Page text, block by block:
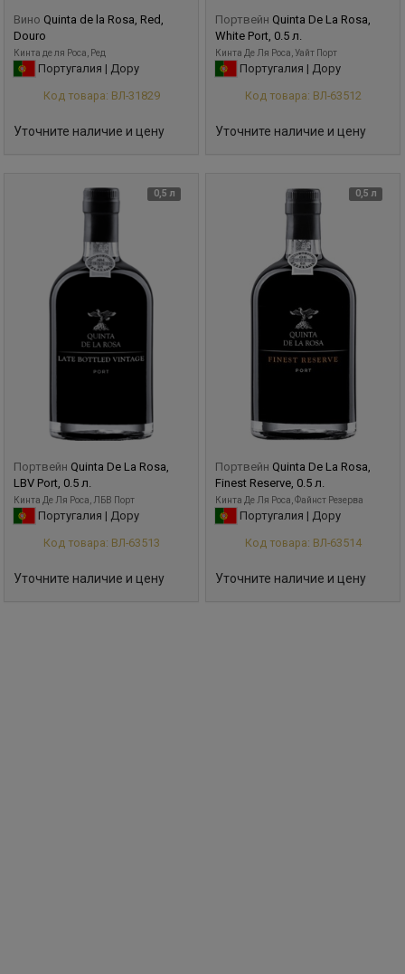
Вино Quinta de la Rosa, Red,
Douro
Кинта де ля Роса, Ред
Португалия | Дору
Код товара: ВЛ-31829
Уточните наличие и цену
Портвейн Quinta De La Rosa,
White Port, 0.5 л.
Кинта Де Ля Роса, Уайт Порт
Португалия | Дору
Код товара: ВЛ-63512
Уточните наличие и цену
0,5 л
Портвейн Quinta De La Rosa,
LBV Port, 0.5 л.
Кинта Де Ля Роса, ЛБВ Порт
Португалия | Дору
Код товара: ВЛ-63513
Уточните наличие и цену
0,5 л
Портвейн Quinta De La Rosa,
Finest Reserve, 0.5 л.
Кинта Де Ля Роса, Файнст Резерва
Португалия | Дору
Код товара: ВЛ-63514
Уточните наличие и цену